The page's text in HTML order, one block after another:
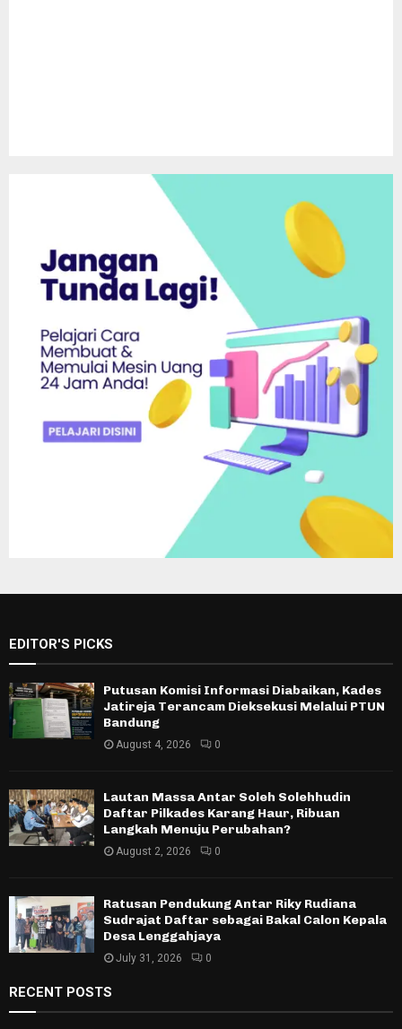
EDITOR'S PICKS
Putusan Komisi Informasi Diabaikan, Kades
Jatireja Terancam Dieksekusi Melalui PTUN
Bandung
August 4, 2026 0
Lautan Massa Antar Soleh Solehhudin
Daftar Pilkades Karang Haur, Ribuan
Langkah Menuju Perubahan?
August 2, 2026 0
Ratusan Pendukung Antar Riky Rudiana
Sudrajat Daftar sebagai Bakal Calon Kepala
Desa Lenggahjaya
July 31, 2026 0
RECENT POSTS